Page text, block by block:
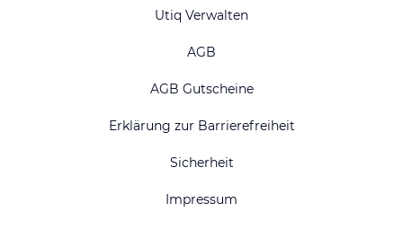
Utiq Verwalten
AGB
AGB Gutscheine
Erklärung zur Barrierefreiheit
Sicherheit
Impressum